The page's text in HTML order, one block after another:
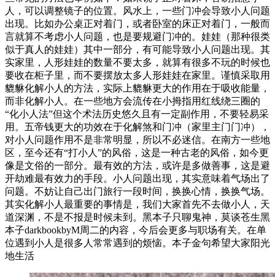
人，可以调整镜子的位置。风水上，一些门冲会导致小人问题
出现。比如办公桌正对着门，或者卧室的床正对着门，一般而
言就算不考虑小人问题，也是要规避门冲的。娃娃（那种很类
似于真人的娃娃）其中一部分，有可能导致小人问题出现。其
实家里，人形娃娃的数量不要太多，就算有很多不玩的时候也
要收在柜子里，而不要摆放太多人形娃娃在家里。谨慎采取用
貔貅化解小人的方法，实际上貔貅更大的作用在于吸收能量，
而非化解小人。在一些地方会流传在小拇指用红线绕三圈的
“化小人法”但这个术法历史悠久且有一定副作用，不要轻易采
用。五帝钱更大的功效在于化解煞和门冲（家里主门门冲），
对小人问题作用不是非常明显，所以不必迷信。在南方一些地
区，至今还有“打小人”的风俗，这是一种古老的风俗，如今更
像是文俗的一部分。最有效的方法，或许是多做善事，这是避
开劫难最有效力的手段。小人问题出现，其实意味着气场出了
问题。不妨让自己出门旅行一段时间，换换心情，换换气场。
其实化解小人最重要的事情是，我们大家首先不去做小人，天
道深渊，不是不报是时候未到。黑本子只聊鬼神，莫谈苍生黑
本子darkbookbyM周二的内容，今后会更多与职场有关。在单
位遇到小人是很多人常常遇到的烦恼。本子金句希望大家阳光
地生活